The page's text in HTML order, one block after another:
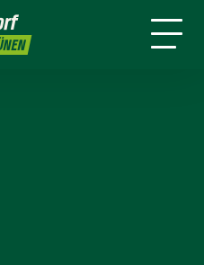
Mitmachen